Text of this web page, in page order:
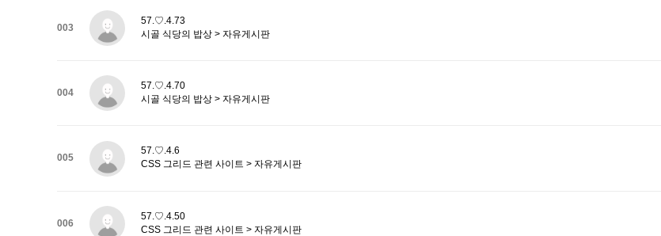
003
57.♡.4.73
시골 식당의 밥상 > 자유게시판
004
57.♡.4.70
시골 식당의 밥상 > 자유게시판
005
57.♡.4.6
CSS 그리드 관련 사이트 > 자유게시판
006
57.♡.4.50
CSS 그리드 관련 사이트 > 자유게시판